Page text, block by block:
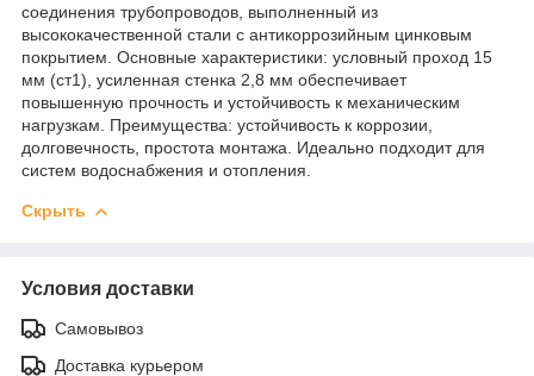
соединения трубопроводов, выполненный из
высококачественной стали с антикоррозийным цинковым
покрытием. Основные характеристики: условный проход 15
мм (ст1), усиленная стенка 2,8 мм обеспечивает
повышенную прочность и устойчивость к механическим
нагрузкам. Преимущества: устойчивость к коррозии,
долговечность, простота монтажа. Идеально подходит для
систем водоснабжения и отопления.
Скрыть
Условия доставки
Самовывоз
Доставка курьером